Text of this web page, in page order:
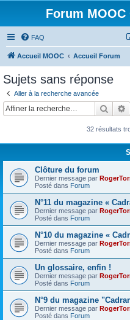
Forum
FAQ
Accueil MOOC Accueil Forum
Sujets sans réponse
Aller à la recherche avancée
32 résultats
Clôture du forum
Dernier message par
Posté dans Forum
N°11 du magazine «
Dernier message par
Posté dans Forum
N°10 du magazine «
Dernier message par
Posté dans Forum
Un glossaire, enfin !
Dernier message par
Posté dans Forum
N°9 du magazine
Dernier message par
Posté dans Forum